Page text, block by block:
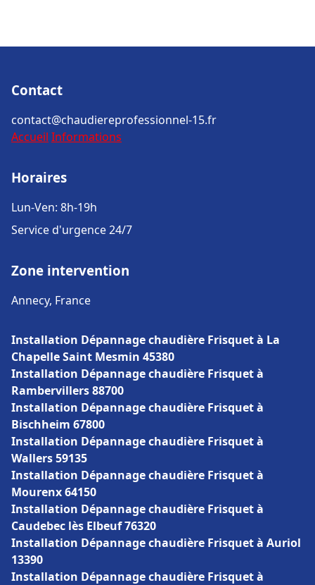
Contact
contact@chaudiereprofessionnel-15.fr
Accueil Informations
Horaires
Lun-Ven: 8h-19h
Service d'urgence 24/7
Zone intervention
Annecy, France
Installation Dépannage chaudière Frisquet à La
Chapelle Saint Mesmin 45380
Installation Dépannage chaudière Frisquet à
Rambervillers 88700
Installation Dépannage chaudière Frisquet à
Bischheim 67800
Installation Dépannage chaudière Frisquet à
Wallers 59135
Installation Dépannage chaudière Frisquet à
Mourenx 64150
Installation Dépannage chaudière Frisquet à
Caudebec lès Elbeuf 76320
Installation Dépannage chaudière Frisquet à Auriol
13390
Installation Dépannage chaudière Frisquet à